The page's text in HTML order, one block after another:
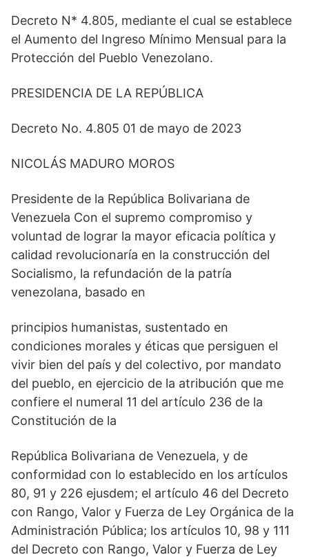
Decreto N* 4.805, mediante el cual se establece
el Aumento del Ingreso Mínimo Mensual para la
Protección del Pueblo Venezolano.
PRESIDENCIA DE LA REPÚBLICA
Decreto No. 4.805 01 de mayo de 2023
NICOLÁS MADURO MOROS
Presidente de la República Bolivariana de
Venezuela Con el supremo compromiso y
voluntad de lograr la mayor eficacia política y
calidad revolucionaría en la construcción del
Socialismo, la refundación de la patría
venezolana, basado en
principios humanistas, sustentado en
condiciones morales y éticas que persiguen el
vivir bien del país y del colectivo, por mandato
del pueblo, en ejercicio de la atribución que me
confiere el numeral 11 del artículo 236 de la
Constitución de la
República Bolivariana de Venezuela, y de
conformidad con lo establecido en los artículos
80, 91 y 226 ejusdem; el artículo 46 del Decreto
con Rango, Valor y Fuerza de Ley Orgánica de la
Administración Pública; los artículos 10, 98 y 111
del Decreto con Rango, Valor y Fuerza de Ley